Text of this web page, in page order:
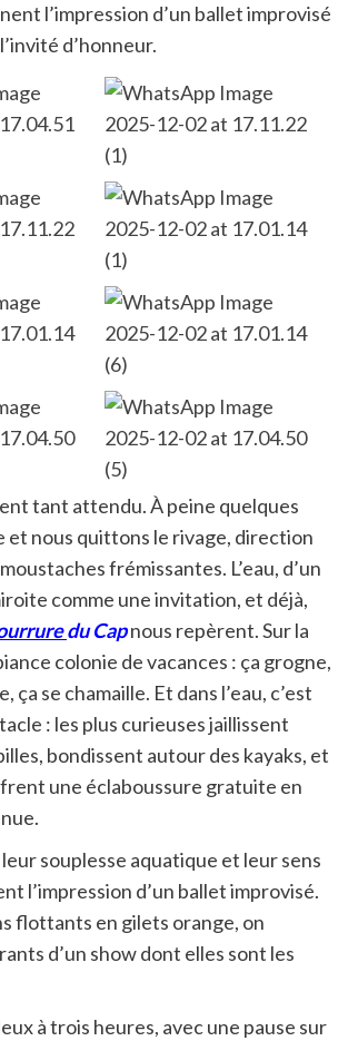
l’impression d’un ballet improvisé
d’honneur.
tant attendu. À peine quelques
et nous quittons le rivage, direction
frémissantes. L’eau, d’un
comme une invitation, et déjà,
du Capnous repèrent. Sur la
colonie de vacances : ça grogne,
ça se chamaille. Et dans l’eau, c’est
: les plus curieuses jaillissent
bondissent autour des kayaks, et
une éclaboussure gratuite en
souplesse aquatique et leur sens
l’impression d’un ballet improvisé.
flottants en gilets orange, on
d’un show dont elles sont les
à trois heures, avec une pause sur